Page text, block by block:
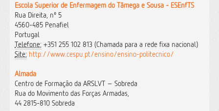
Escola Superior de Enfermagem do Tâmega e Sousa - ESEnfTS
Rua Direita, nº 5
4560-485 Penafiel
Portugal
Telefone: +351 255 102 813 (Chamada para a rede fixa nacional)
Site: http://www.cespu.pt/ensino/ensino-politecnico/
Almada
Centro de Formação da ARSLVT – Sobreda
Rua do Movimento das Forças Armadas,
44 2815-810 Sobreda